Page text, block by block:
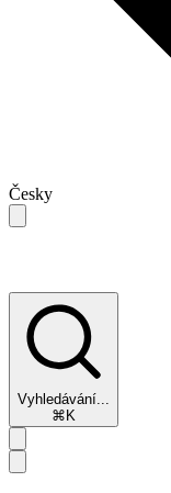
Česky
Vyhledávání...
⌘K